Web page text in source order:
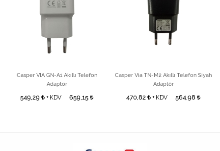
Casper VIA GN-A1 Akıllı Telefon
Adaptör
549,29 + KDV 659,15
Casper Via TN-M2 Akıllı Telefon Siyah
Adaptör
470,82 + KDV 564,98